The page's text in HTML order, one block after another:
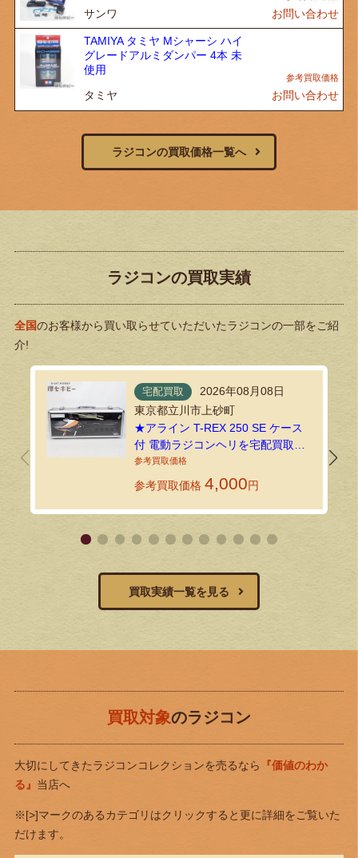
サンワ お問い合わせ
TAMIYA タミヤ Mシャーシ ハイ
グレードアルミダンパー 4本 未
使用
タミヤ お問い合わせ
ラジコンの買取価格一覧へ
ラジコンの買取実績
全国のお客様から買い取らせていただいたラジコンの一部をご紹
介!
宅配買取
2026年08月08日
東京都立川市上砂町
★アライン T-REX 250 SE ケース
付 電動ラジコンヘリを宅配買取し
ました！
参考買取価格 4,000円
買取実績一覧を見る
買取対象のラジコン
大切にしてきたラジコンコレクションを売るなら
『価値のわか
る』 当店へ
※[>]マークのあるカテゴリはクリックすると更に詳細をご覧いた
だけます。